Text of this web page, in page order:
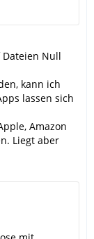
Null
kann ich
lassen sich
Amazon
Liegt aber